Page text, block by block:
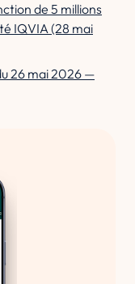
de 5 millions
IQVIA (28 mai
26 mai 2026 —